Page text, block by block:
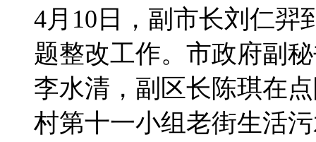
4月10日，副市长刘仁羿
题整改工作。市政府副
李水清，副区长陈琪在
村第十一小组老街生活